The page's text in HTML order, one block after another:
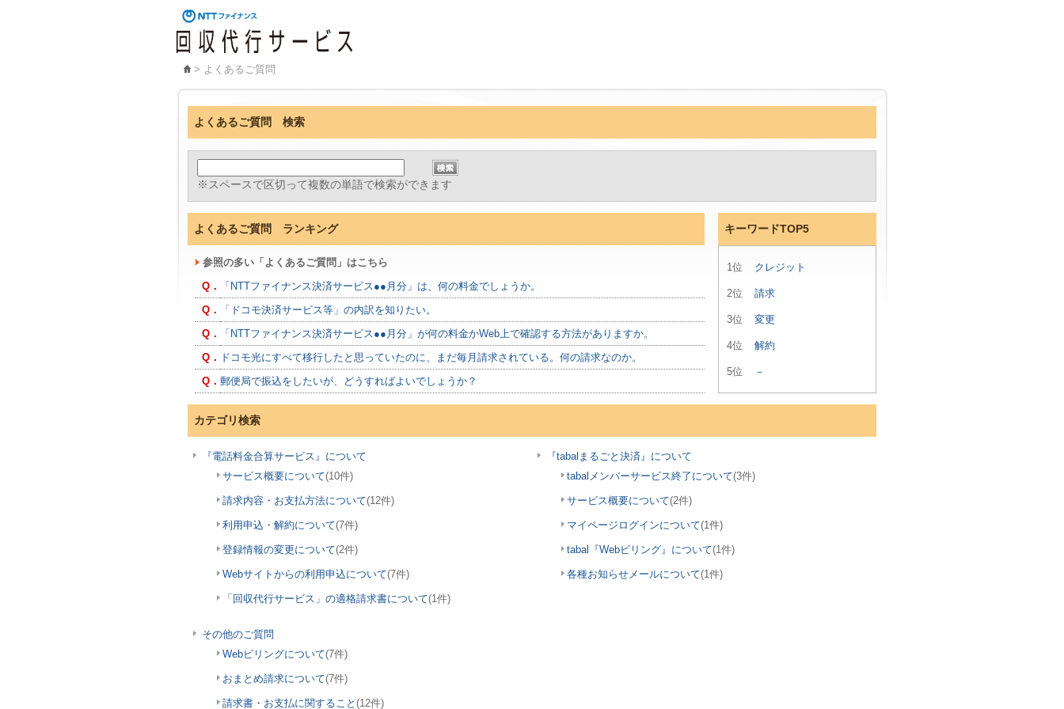
> よくあるご質問
よくあるご質問 検索
※スペースで区切って複数の単語で検索ができます
よくあるご質問 ランキング
参照の多い「よくあるご質問」はこちら
Q．
「NTTファイナンス決済サービス●●月分」は、何の料金でしょうか。
Q．
「ドコモ決済サービス等」の内訳を知りたい。
Q．
「NTTファイナンス決済サービス●●月分」が何の料金かWeb上で確認する方法がありますか。
Q． ドコモ光にすべて移行したと思っていたのに、まだ毎月請求されている。何の請求なのか。
Q． 郵便局で振込をしたいが、どうすればよいでしょうか？
キーワードTOP5
1位 クレジット
2位 請求
3位 変更
4位 解約
5位 －
カテゴリ検索
『電話料金合算サービス』について
サービス概要について(10件)
請求内容・お支払方法について(12件)
利用申込・解約について(7件)
登録情報の変更について(2件)
Webサイトからの利用申込について(7件)
「回収代行サービス」の適格請求書について(1件)
『tabalまるごと決済』について
tabalメンバーサービス終了について(3件)
サービス概要について(2件)
マイページログインについて(1件)
tabal『Webビリング』について(1件)
各種お知らせメールについて(1件)
その他のご質問
Webビリングについて(7件)
おまとめ請求について(7件)
請求書・お支払に関すること (12件)